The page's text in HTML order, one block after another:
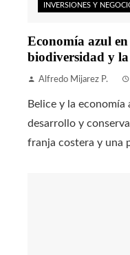
INVERSIONES Y
Economía azul
biodiversidad y
Alfredo Mijarez P.
Belice y la
desarrollo y
franja costera y una